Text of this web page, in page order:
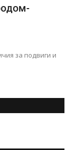
за подвиги и